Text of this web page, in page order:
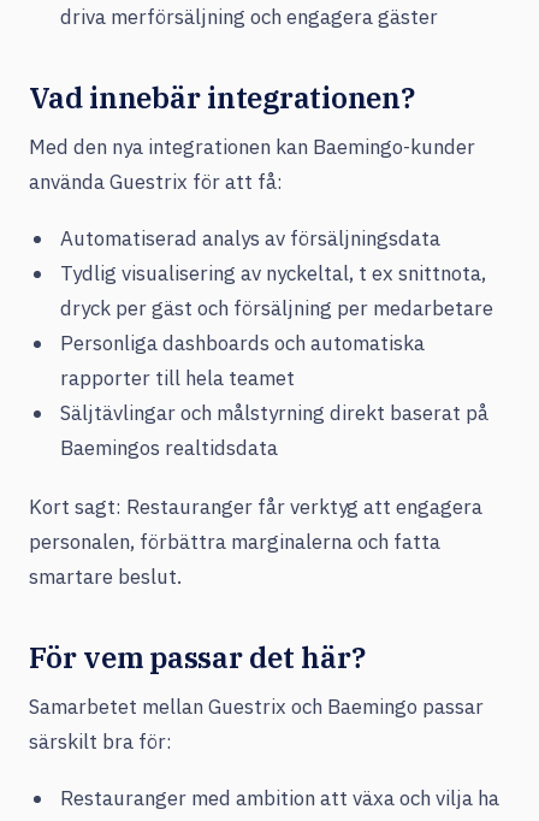
driva merförsäljning och engagera gäster
Vad innebär integrationen?
Med den nya integrationen kan Baemingo-kunder
använda Guestrix för att få:
Automatiserad analys av försäljningsdata
Tydlig visualisering av nyckeltal, t ex snittnota,
dryck per gäst och försäljning per medarbetare
Personliga dashboards och automatiska
rapporter till hela teamet
Säljtävlingar och målstyrning direkt baserat på
Baemingos realtidsdata
Kort sagt: Restauranger får verktyg att engagera
personalen, förbättra marginalerna och fatta
smartare beslut.
För vem passar det här?
Samarbetet mellan Guestrix och Baemingo passar
särskilt bra för:
Restauranger med ambition att växa och vilja ha